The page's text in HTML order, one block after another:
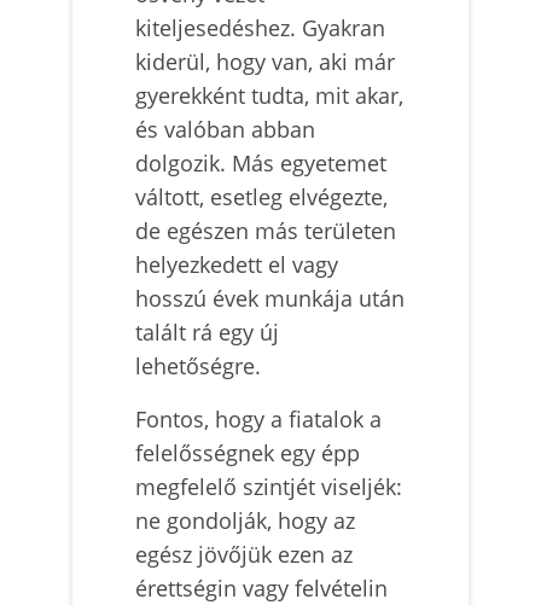
kiteljesedéshez. Gyakran
kiderül, hogy van, aki már
gyerekként tudta, mit akar,
és valóban abban
dolgozik. Más egyetemet
váltott, esetleg elvégezte,
de egészen más területen
helyezkedett el vagy
hosszú évek munkája után
talált rá egy új
lehetőségre.
Fontos, hogy a fiatalok a
felelősségnek egy épp
megfelelő szintjét viseljék:
ne gondolják, hogy az
egész jövőjük ezen az
érettségin vagy felvételin